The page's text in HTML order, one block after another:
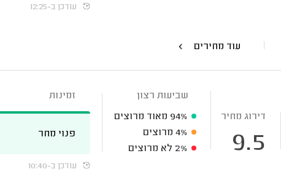
עודכן ב-12:25
עוד מחירים
דירוג מחיר
9.5
שביעות רצון
94% מאוד מרוצים
4% מרוצים
2% לא מרוצים
זמינות
פנוי מחר
עודכן ב-10:40